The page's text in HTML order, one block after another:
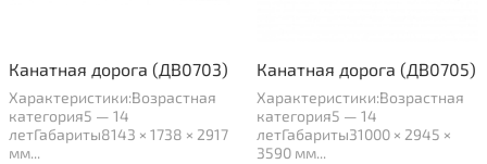
Канатная дорога (ДВ0703)
Характеристики:Возрастная
категория5 — 14
летГабариты8143 × 1738 × 2917
мм...
Канатная дорога (ДВ0705)
Характеристики:Возрастная
категория5 — 14
летГабариты31000 × 2945 ×
3590 мм...